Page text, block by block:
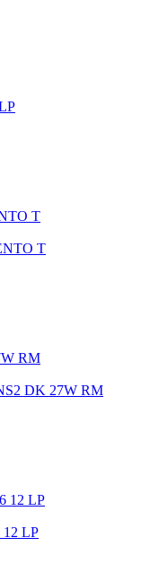
T
DK 27W RM
12 LP